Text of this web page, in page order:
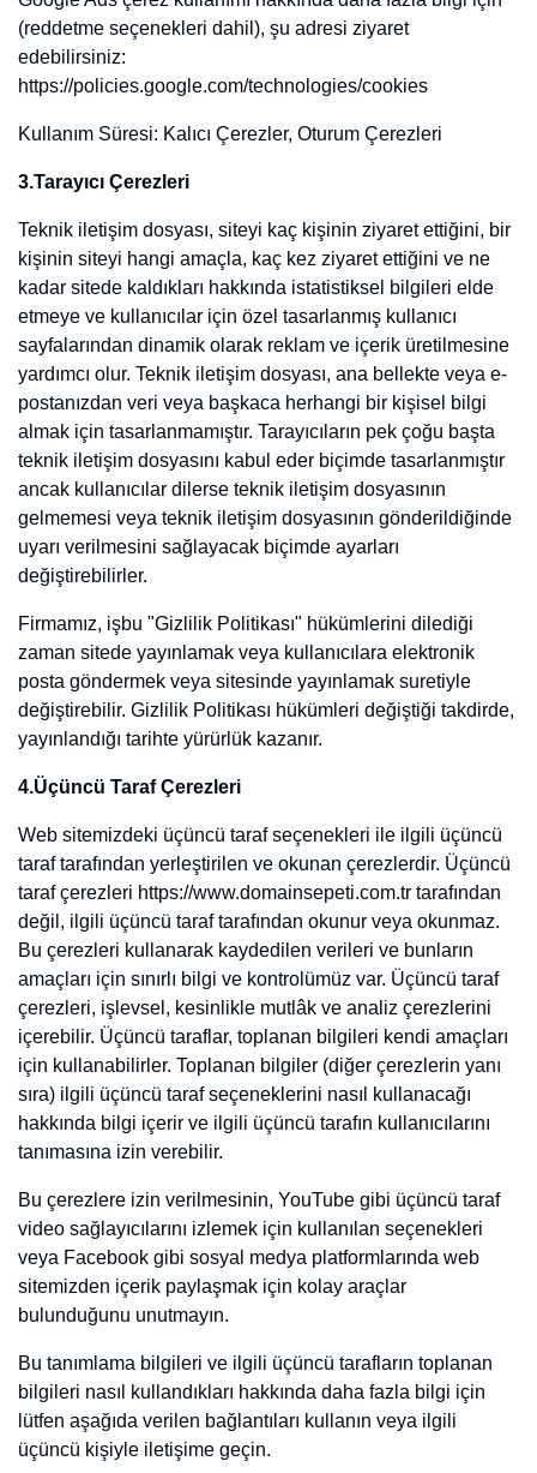
Çerezler Neden Kullanılmaktadır?
Çerezler aşağıdaki amaçlar kapsamında kullanılmaktadır;
gerçekleştirmek,
arttırmak,
Web sitesinin işlevselliğini arttırmak ve kullanım kolaylığı
sağlamak,
Kişiselleştirme faaliyetlerini gerçekleştirmek.
Çerez Tercihleri Nasıl Yönetilir?
Ziyaretçilerin kendilerine ait hangi kişisel verilerin toplanabildiği
konusunda tercihlerini serbestçe kullanabilmesi web site için son
derece önemlidir. Bununla birlikte, web sitesinin çalışması için
zorunlu olan çerezler konusunda tercih yönetimi mümkün
olamamaktadır. Ayrıca, bazı çerezlerin kapatılması halinde web
sitesinin çeşitli fonksiyonlarının çalışmayabileceğini hatırlatırız.
Web sitesi için kullanılan çerezlere dair tercihlerinizi ne şekilde
yönetebileceğinize ilişkin bilgiler aşağıdaki gibidir:
Ziyaretçiler, web sitesini görüntüledikleri tarayıcı ayarlarını
değiştirerek çerezlere ilişkin tercihlerini kişiselleştirme imkânına
sahiptir. Eğer kullanılmakta olan tarayıcı bu imkânı sunmaktaysa,
mümkündür. Böylelikle, tarayıcının sunmuş olduğu imkânlara göre
farklılık gösterebilmekle birlikte, veri sahiplerinin çerezlerin
kullanılmasını engelleme, çerez kullanılmadan önce uyarı almayı
tercih etme veya sadece bazı çerezleri devre dışı bırakma ya da silme
imkânları bulunmaktadır. Çerezlere ilişkin tercihlerin, ziyaretçinin
web sitesine erişim sağladığı her bir cihaz özelinde ayrı ayrı
yapılması gerekebilmektedir.
Google Analytics tarafından yönetilen çerezleri kapatmak için
Google tarafından yerleştirilen ve okunan üçüncü taraf çerezleri için
burayatıklayın.
Google tarafından sağlanan kişiselleştirilmiş reklam deneyimini
yönetmek için
tıklayınız.
Facebook gizlilik politikası (veri kullanımı) için burayatıklayın.
Twitter tarafından yerleştirilen ve okunan üçüncü taraf çerezlerini
okumak için buraya tıklayın.
YouTube tarafından yerleştirilen ve okunan üçüncü taraf çerezlerini
okumak için buraya tıklayın.
Aşağıda farklı internet tarayıcıları üzerinden çerezlerin
kullanılmasını engellemek için hangi adımların izlenmesi gerektiğine
• Internet Explorer
1. Masaüstünü açın ve görev çubuğunda Internet Explorer simgesine
dokunun veya tıklayın.
2. Araçlar düğmesine ve İnternet seçenekleri'ne dokunun veya
tıklayın.
3. Gizlilik sekmesine dokunun veya tıklayın, ardından tüm
tanımlama bilgilerini engellemek için Ayarlar'ın altında bulunan
kaydırıcıyı yukarıya hareket ettirin ve Tamam düğmesine dokunun
veya tıklayın.